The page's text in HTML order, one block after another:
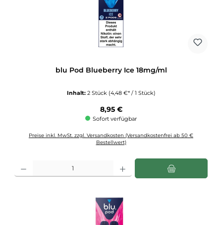
blu Pod Blueberry Ice 18mg/ml
Inhalt: 2 Stück (4,48 €* / 1 Stück)
Regulärer Preis:
8,95 €
Sofort verfügbar
Preise inkl. MwSt. zzgl. Versandkosten (Versandkostenfrei ab 50 €
Bestellwert)